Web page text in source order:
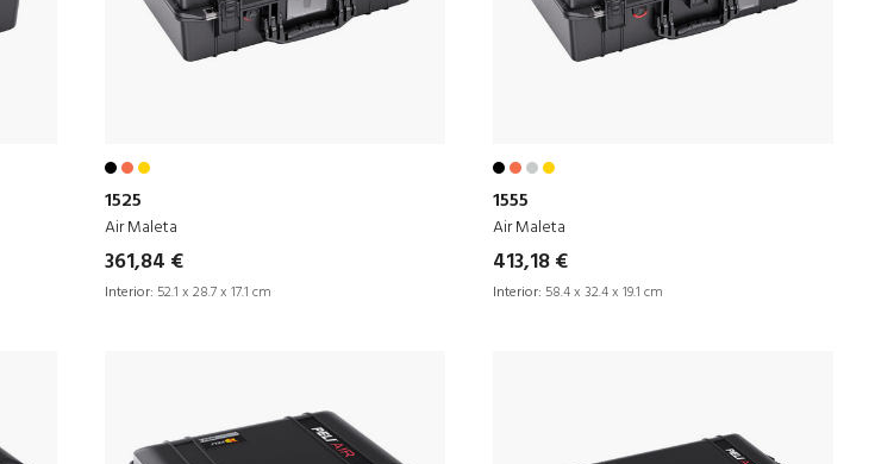
1525
Air Maleta
361,84 €
Interior: 52.1 x 28.7 x 17.1 cm
1555
Air Maleta
413,18 €
Interior: 58.4 x 32.4 x 19.1 cm